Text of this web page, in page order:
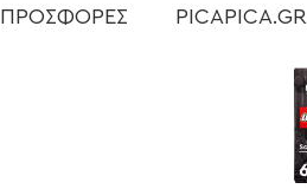
ΠΡΟΣΦΟΡΕΣ PICAPICA.GR